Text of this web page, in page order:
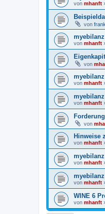
von mhanft
von
von mhanft
von
von mhanft
von mhanft
von
Hinweise
von mhanft
von mhanft
von mhanft
WINE 6
von mhanft